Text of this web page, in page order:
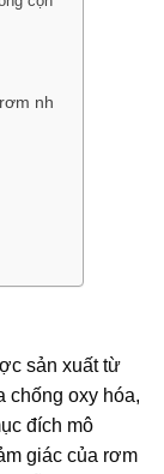
nh
sản xuất từ
chống oxy hóa,
đích mô
giác của rơm